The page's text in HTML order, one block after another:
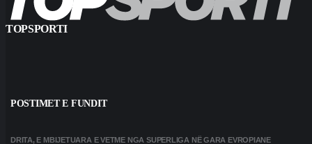
TOPSPORTI
POSTIMET E FUNDIT
DRITA, E MBIJETUARA E VETME NGA SUPERLIGA NË GARA EVROPIANE